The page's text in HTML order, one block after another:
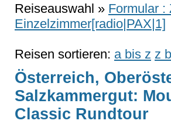
Reiseauswahl » Formular :
Einzelzimmer[radio|PAX|1]
Reisen sortieren: a bis z z
Österreich,
Salzkammergut:
Classic Rundtour